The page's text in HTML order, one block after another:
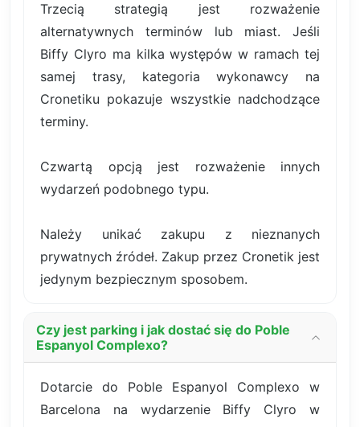
Trzecią strategią jest rozważenie
alternatywnych terminów lub miast. Jeśli
Biffy Clyro ma kilka występów w ramach tej
samej trasy, kategoria wykonawcy na
Cronetiku pokazuje wszystkie nadchodzące
terminy.
Czwartą opcją jest rozważenie innych
wydarzeń podobnego typu.
Należy unikać zakupu z nieznanych
prywatnych źródeł. Zakup przez Cronetik jest
jedynym bezpiecznym sposobem.
Czy jest parking i jak dostać się do Poble
Espanyol Complexo?
Dotarcie do Poble Espanyol Complexo w
Barcelona na wydarzenie Biffy Clyro w